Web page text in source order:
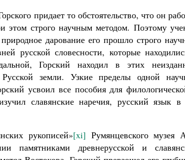
придает то обстоятельство, что он
этом строго научным методом. Поэтому
дарование его прошло строго
русской словесности, которые
Горский находил в этих
земли. Узкие пределы одной
усвоил все пособия для
славянские наречия, русский язык в
рукописей»[xi] Румянцевского музея
памятниками древнерусской и